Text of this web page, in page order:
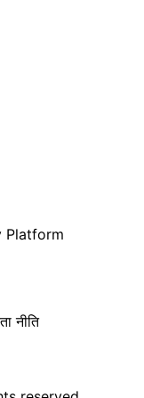
Platform
नीति